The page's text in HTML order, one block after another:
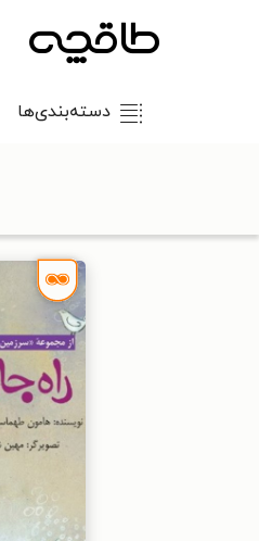
دسته‌بندی‌ها